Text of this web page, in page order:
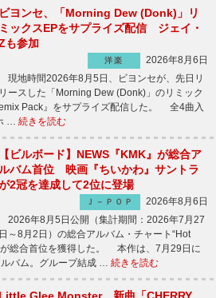
ビヨンセ、「Morning Dew (Donk)」リ
ミックスEPをサプライズ配信 ジェイ・
も参加
洋楽
2026年8月6日
現地時間2026年8月5日、ビヨンセが、先日リ
リースした「Morning Dew (Donk)」のリミック
Pack』をサプライズ配信した。 全4曲入
… 続きを読む
【ビルボード】NEWS『KMK』が総合ア
ルバム首位 映画『ちいかわ』サントラ
2冠を達成して2位に登場
Ｊ－ＰＯＰ
2026年8月6日
2026年8月5日公開（集計期間：2026年7月27
日～8月2日）の総合アルバム・チャート“Hot
総合首位を獲得した。 本作は、7月29日に
バム。グループ結成 … 続きを読む